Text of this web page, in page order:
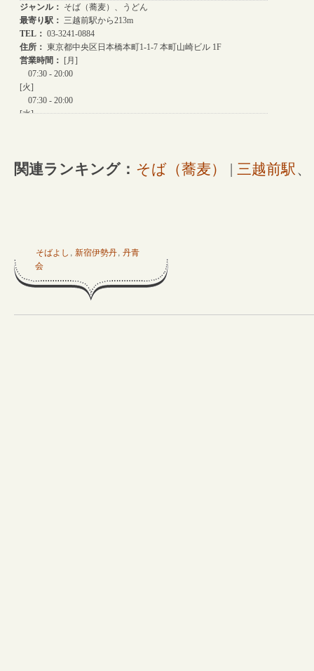
関連ランキング： そば（蕎麦） | 三越前駅、
そばよし , 新宿伊勢丹, 丹青
会